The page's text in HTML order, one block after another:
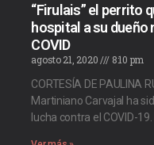
“Firulais” el perrito
hospital a su dueño
COVID
agosto 21, 2020
8:10 pm
CORTESÍA DE PAULINA
Martiniano Carvajal ha
lucha contra el COVID-